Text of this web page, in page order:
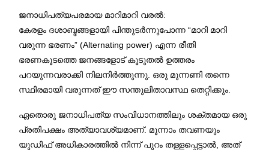
ജനാധിപത്യപരമായ മാറിമാറി വരൽ:
കേരളം ദശാബ്ദങ്ങളായി പിന്തുടർന്നുപോന്ന “മാറി മാറി
വരുന്ന ഭരണം” (Alternating power) എന്ന രീതി
ഭരണകൂടത്തെ ജനങ്ങളോട് കൂടുതൽ ഉത്തരം
പറയുന്നവരാക്കി നിലനിർത്തുന്നു. ഒരു മുന്നണി തന്നെ
സ്ഥിരമായി വരുന്നത് ഈ സന്തുലിതാവസ്ഥ തെറ്റിക്കും.
ഏതൊരു ജനാധിപത്യ സംവിധാനത്തിലും ശക്തമായ ഒരു
പ്രതിപക്ഷം അത്യാവശ്യമാണ്. മൂന്നാം തവണയും
യുഡിഫ് അധികാരത്തിൽ നിന്ന് പുറം തള്ളപ്പെട്ടാൽ, അത്